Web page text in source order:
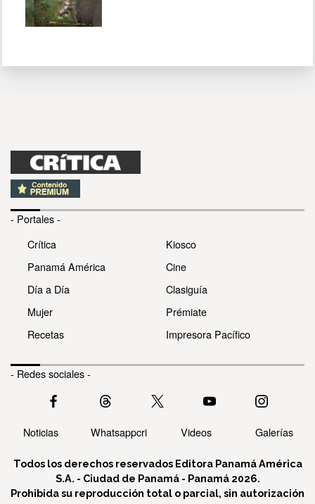
- Portales -
Crítica
Panamá América
Día a Día
Mujer
Recetas
Kiosco
Cine
Clasiguía
Prémiate
Impresora Pacífico
- Redes sociales -
Noticias Whatsappcri Videos Galerías
Todos los derechos reservados Editora Panamá América
S.A. - Ciudad de Panamá - Panamá 2026.
Prohibida su reproducción total o parcial, sin autorización